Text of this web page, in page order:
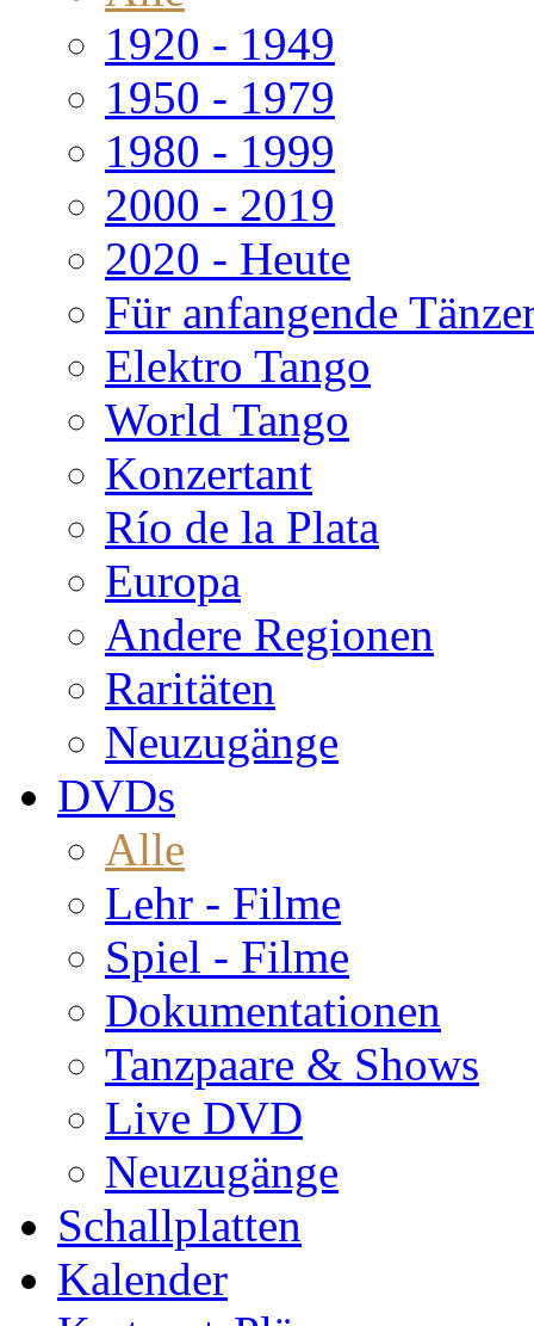
1920 - 1949
1950 - 1979
1980 - 1999
2000 - 2019
2020 - Heute
Für anfangende
Elektro Tango
World Tango
Konzertant
Río de la Plata
Europa
Andere Regionen
Raritäten
Neuzugänge
DVDs
Alle
Lehr - Filme
Spiel - Filme
Dokumentationen
Tanzpaare & Shows
Live DVD
Neuzugänge
Schallplatten
Kalender